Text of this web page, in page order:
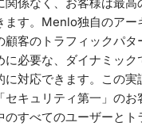
ます。Menlo独自のアー
顧客のトラフィックパタ
に必要な、ダイナミック
に対応できます。この実
セキュリティ第一」のお
のすべてのユーザーとト